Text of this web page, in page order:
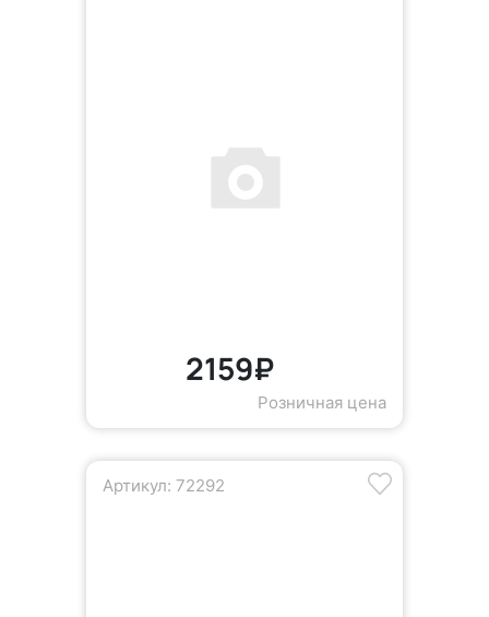
2159₽
Розничная цена
Артикул: 72292